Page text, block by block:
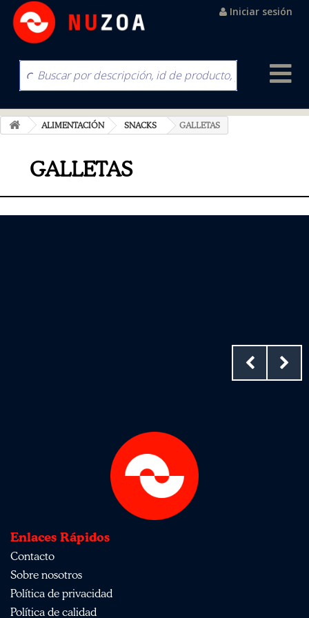
Iniciar sesión
ALIMENTACIÓN SNACKS GALLETAS
GALLETAS
Enlaces Rápidos
Contacto
Sobre nosotros
Política de privacidad
Política de calidad